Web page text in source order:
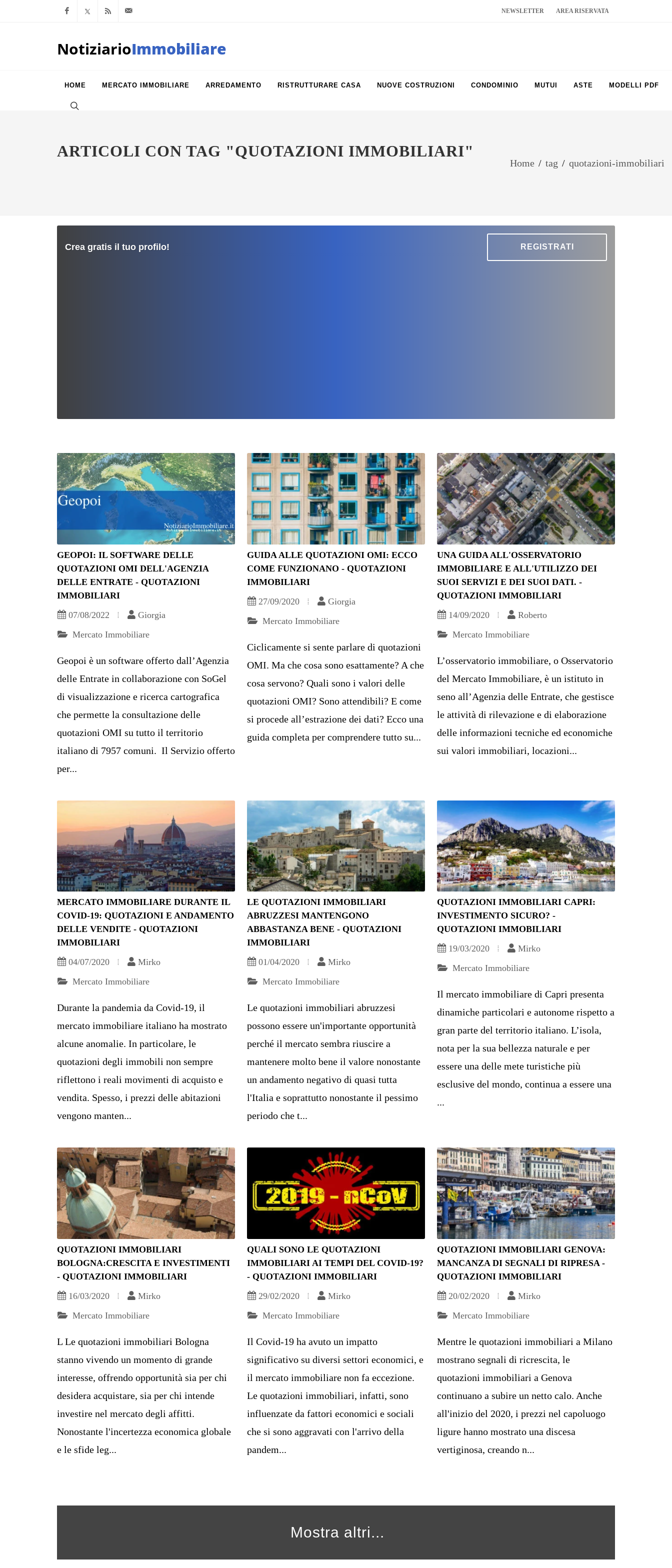
Facebook
x.com Feed RSS NEWSLETTER AREA RISERVATA
NotiziarioImmobiliare
HOME MERCATO IMMOBILIARE ARREDAMENTO RISTRUTTURARE CASA NUOVE COSTRUZIONI CONDOMINIO MUTUI ASTE MODELLI PDF
ARTICOLI CON TAG "QUOTAZIONI IMMOBILIARI"
Home / tag / quotazioni-immobiliari
Crea gratis il tuo profilo! REGISTRATI
GEOPOI: IL SOFTWARE DELLE
QUOTAZIONI OMI DELL'AGENZIA
DELLE ENTRATE - QUOTAZIONI
IMMOBILIARI
07/08/2022
Giorgia
Mercato Immobiliare
Geopoi è un software offerto dall’Agenzia
delle Entrate in collaborazione con SoGel
di visualizzazione e ricerca cartografica
che permette la consultazione delle
quotazioni OMI su tutto il territorio
italiano di 7957 comuni. Il Servizio offerto
per...
GUIDA ALLE QUOTAZIONI OMI: ECCO
COME FUNZIONANO - QUOTAZIONI
IMMOBILIARI
27/09/2020
Giorgia
Mercato Immobiliare
Ciclicamente si sente parlare di quotazioni
OMI. Ma che cosa sono esattamente? A che
cosa servono? Quali sono i valori delle
quotazioni OMI? Sono attendibili? E come
si procede all’estrazione dei dati? Ecco una
guida completa per comprendere tutto su...
UNA GUIDA ALL'OSSERVATORIO
IMMOBILIARE E ALL'UTILIZZO DEI
SUOI SERVIZI E DEI SUOI DATI. -
QUOTAZIONI IMMOBILIARI
14/09/2020
Roberto
Mercato Immobiliare
L’osservatorio immobiliare, o Osservatorio
del Mercato Immobiliare, è un istituto in
seno all’Agenzia delle Entrate, che gestisce
le attività di rilevazione e di elaborazione
delle informazioni tecniche ed economiche
sui valori immobiliari, locazioni...
MERCATO IMMOBILIARE DURANTE IL
COVID-19: QUOTAZIONI E ANDAMENTO
DELLE VENDITE - QUOTAZIONI
IMMOBILIARI
04/07/2020
Mirko
Mercato Immobiliare
Durante la pandemia da Covid-19, il
mercato immobiliare italiano ha mostrato
alcune anomalie. In particolare, le
quotazioni degli immobili non sempre
riflettono i reali movimenti di acquisto e
vendita. Spesso, i prezzi delle abitazioni
vengono manten...
LE QUOTAZIONI IMMOBILIARI
ABRUZZESI MANTENGONO
ABBASTANZA BENE - QUOTAZIONI
IMMOBILIARI
01/04/2020
Mirko
Mercato Immobiliare
Le quotazioni immobiliari abruzzesi
possono essere un'importante opportunità
perché il mercato sembra riuscire a
mantenere molto bene il valore nonostante
un andamento negativo di quasi tutta
l'Italia e soprattutto nonostante il pessimo
periodo che t...
QUOTAZIONI IMMOBILIARI CAPRI:
INVESTIMENTO SICURO? -
QUOTAZIONI IMMOBILIARI
19/03/2020
Mirko
Mercato Immobiliare
Il mercato immobiliare di Capri presenta
dinamiche particolari e autonome rispetto a
gran parte del territorio italiano. L’isola,
nota per la sua bellezza naturale e per
essere una delle mete turistiche più
esclusive del mondo, continua a essere una
...
QUOTAZIONI IMMOBILIARI
BOLOGNA:CRESCITA E INVESTIMENTI
- QUOTAZIONI IMMOBILIARI
16/03/2020
Mirko
Mercato Immobiliare
L Le quotazioni immobiliari Bologna
stanno vivendo un momento di grande
interesse, offrendo opportunità sia per chi
desidera acquistare, sia per chi intende
investire nel mercato degli affitti.
Nonostante l'incertezza economica globale
e le sfide leg...
QUALI SONO LE QUOTAZIONI
IMMOBILIARI AI TEMPI DEL COVID-19?
- QUOTAZIONI IMMOBILIARI
29/02/2020
Mirko
Mercato Immobiliare
Il Covid-19 ha avuto un impatto
significativo su diversi settori economici, e
il mercato immobiliare non fa eccezione.
Le quotazioni immobiliari, infatti, sono
influenzate da fattori economici e sociali
che si sono aggravati con l'arrivo della
pandem...
QUOTAZIONI IMMOBILIARI GENOVA:
MANCANZA DI SEGNALI DI RIPRESA -
QUOTAZIONI IMMOBILIARI
20/02/2020
Mirko
Mercato Immobiliare
Mentre le quotazioni immobiliari a Milano
mostrano segnali di ricrescita, le
quotazioni immobiliari a Genova
continuano a subire un netto calo. Anche
all'inizio del 2020, i prezzi nel capoluogo
ligure hanno mostrato una discesa
vertiginosa, creando n...
Mostra altri...